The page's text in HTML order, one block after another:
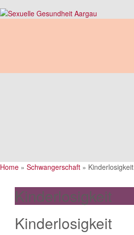
Home » Schwangerschaft » Kinderlosigkeit
Kinderlosigkeit
Kinderlosigkeit